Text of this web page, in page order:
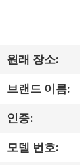
우
리
에
관
원래 장소:
브랜드 이름:
인증:
모델 번호: